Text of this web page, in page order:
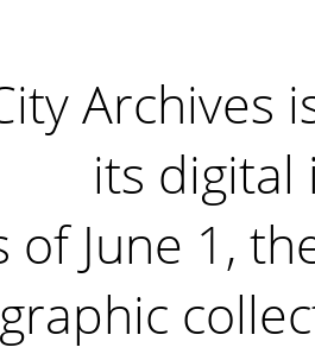
Archives
its digital
of June 1,